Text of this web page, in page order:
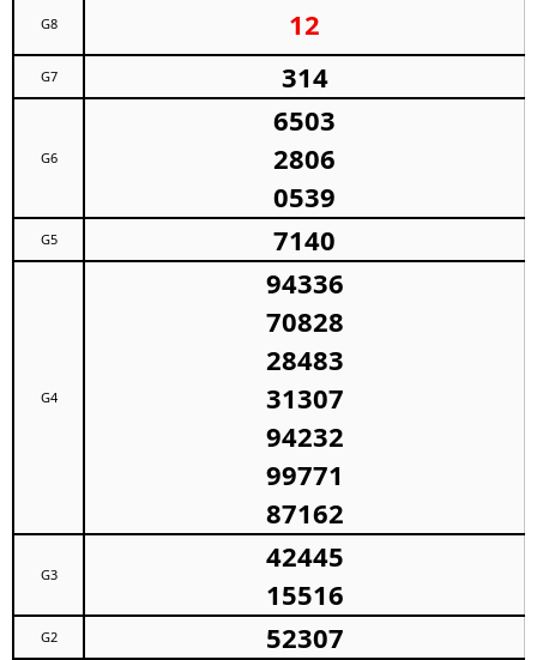
G8 12
G7 314
G6
6503
2806
0539
G5 7140
G4
94336
70828
28483
31307
94232
99771
87162
G3
42445
15516
G2 52307